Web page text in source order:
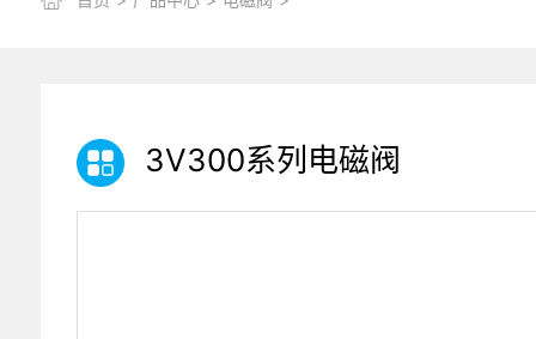
3V300系列电磁阀